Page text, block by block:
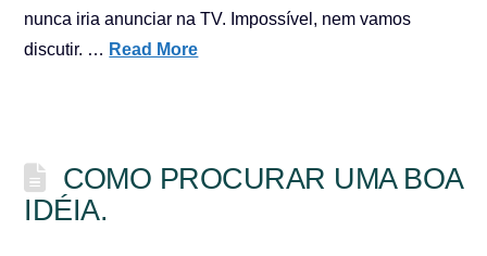
nunca iria anunciar na TV. Impossível, nem vamos
discutir. … Read More
COMO PROCURAR UMA BOA
IDÉIA.